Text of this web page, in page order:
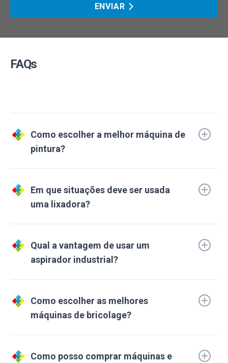
ENVIAR
FAQs
Como escolher a melhor máquina de
pintura?
Em que situações deve ser usada
uma lixadora?
Qual a vantagem de usar um
aspirador industrial?
Como escolher as melhores
máquinas de bricolage?
Como posso comprar máquinas e